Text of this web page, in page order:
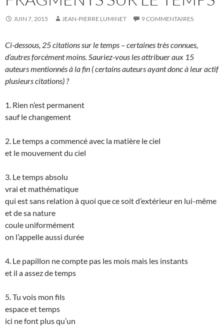
JUIN 7, 2015 JEAN-PIERRE LUMINET 9 COMMENTAIRES
Ci-dessous, 25 citations sur le temps – certaines très connues,
d’autres forcément moins. Sauriez-vous les attribuer aux 15
auteurs mentionnés à la fin ( certains auteurs ayant donc à leur actif
plusieurs citations) ?
1. Rien n’est permanent
sauf le changement
2. Le temps a commencé avec la matière le ciel
et le mouvement du ciel
3. Le temps absolu
vrai et mathématique
qui est sans relation à quoi que ce soit d’extérieur en lui-même
et de sa nature
coule uniformément
on l’appelle aussi durée
4. Le papillon ne compte pas les mois mais les instants
et il a assez de temps
5. Tu vois mon fils
espace et temps
ici ne font plus qu’un